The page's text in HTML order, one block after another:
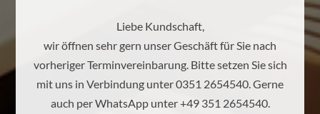
Liebe Kundschaft,
wir öffnen sehr gern unser Geschäft für Sie nach
vorheriger Terminvereinbarung. Bitte setzen Sie sich
mit uns in Verbindung unter 0351 2654540. Gerne
auch per WhatsApp unter +49 351 2654540.